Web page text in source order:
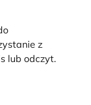
zastrzeżone ©
z
lub odczyt.